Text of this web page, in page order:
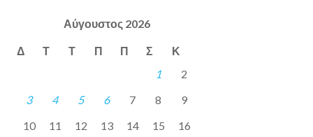
Αύγουστος 2026
Δ Τ Τ Π Π Σ Κ
1
2
3
4 5 6 7 8
9
10
11 12 13 14 15
16